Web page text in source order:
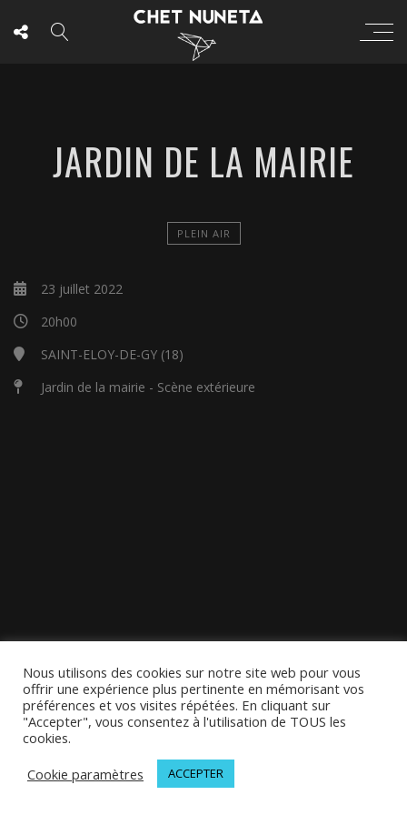
JARDIN DE LA MAIRIE
PLEIN AIR
23 juillet 2022
20h00
SAINT-ELOY-DE-GY (18)
Jardin de la mairie - Scène extérieure
Nous utilisons des cookies sur notre site web pour vous
offrir une expérience plus pertinente en mémorisant vos
préférences et vos visites répétées. En cliquant sur
"Accepter", vous consentez à l'utilisation de TOUS les
cookies.
Cookie paramètres
ACCEPTER